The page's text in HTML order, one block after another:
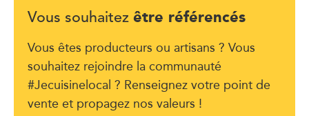
Vous souhaitez être référencés
Vous êtes producteurs ou artisans ? Vous
souhaitez rejoindre la communauté
#Jecuisinelocal ? Renseignez votre point de
vente et propagez nos valeurs !